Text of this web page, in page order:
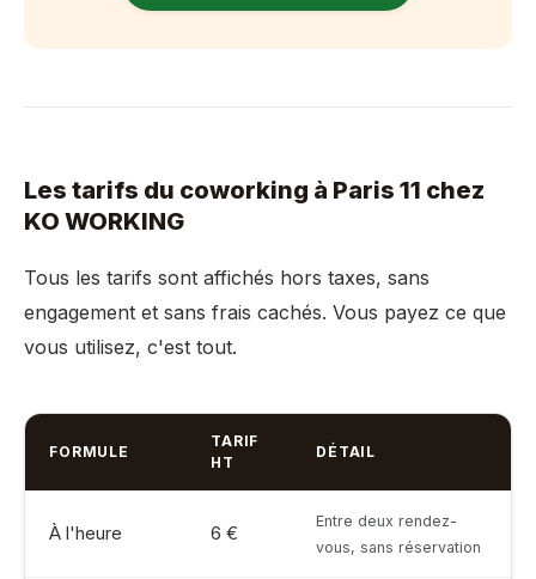
Les tarifs du coworking à Paris 11 chez
KO WORKING
Tous les tarifs sont affichés hors taxes, sans
engagement et sans frais cachés. Vous payez ce que
vous utilisez, c'est tout.
FORMULE
TARIF
HT
DÉTAIL
À l'heure 6 €
Entre deux rendez-
vous, sans réservation